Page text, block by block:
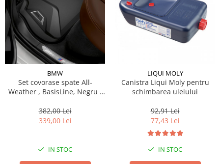
Lichid de frana
Vaselina si spray-uri tehnice moto
Filtre moto
Filtru combustibil
Buson golire ulei
Filtru ulei moto
Filtru aer moto
Intretinere si curatare filtre moto
Intretinere moto
Intretinere echipament moto
Covor moto
BMW
Set covorase spate All-
Weather , BasisLine, Negru -
382,00 Lei
339,00 Lei
IN STOC
LIQUI MOLY
Canistra Liqui Moly pentru
schimbarea uleiului
92,91 Lei
77,43 Lei
IN STOC